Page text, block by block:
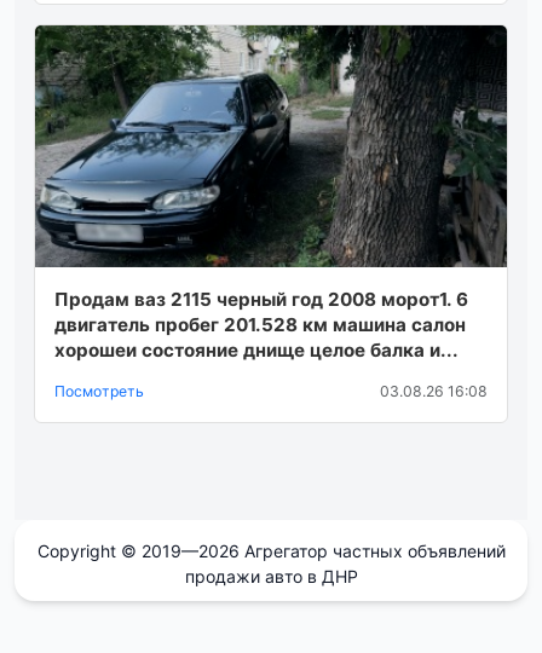
Продам ваз 2115 черный год 2008 морот1. 6
двигатель пробег 201.528 км машина салон
хорошеи состояние днище целое балка и...
Посмотреть 03.08.26 16:08
Copyright © 2019—2026 Агрегатор частных объявлений
продажи авто в ДНР